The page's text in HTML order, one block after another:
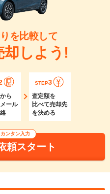
を比較して
却しよう!
ら
ール
STEP3
査定額を
比べて売却先
を決める
ンタン入力
頼スタート